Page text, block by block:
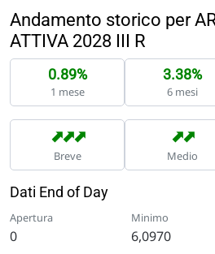
Andamento storico per
ATTIVA 2028 III R
0.89%
1 mese
3.38%
6 mesi
➡
➡
➡
Breve
➡
➡
Medio
Dati End of Day
Apertura
0
Minimo
6,0970